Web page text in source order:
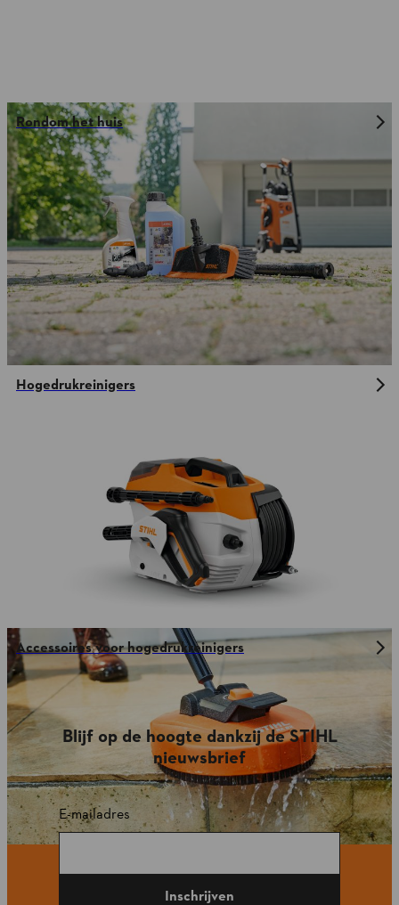
Rondom het huis
Hogedrukreinigers
Accessoires voor hogedrukreinigers
Blijf op de hoogte dankzij de STIHL
nieuwsbrief
E-mailadres
Inschrijven